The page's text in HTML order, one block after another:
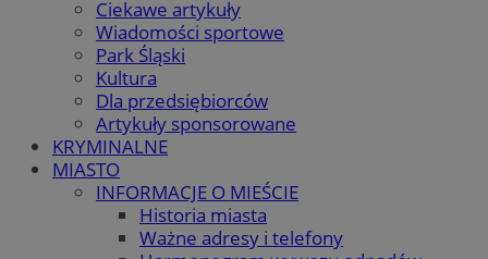
Ciekawe artykuły
Wiadomości sportowe
Park Śląski
Kultura
Dla przedsiębiorców
Artykuły sponsorowane
KRYMINALNE
MIASTO
INFORMACJE O MIEŚCIE
Historia miasta
Ważne adresy i telefony